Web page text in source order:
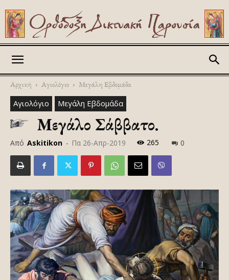
Αρχική Αγιολόγιο Μεγάλη Εβδομάδα
Αγιολόγιο Μεγάλη Εβδομάδα
Μεγάλο Σάββατο.
Από Askitikon - Πα 26-Απρ-2019 265 0